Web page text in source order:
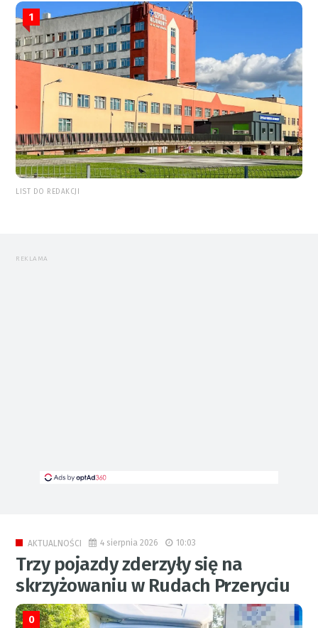
1
LIST DO REDAKCJI
REKLAMA
AKTUALNOŚCI 4 sierpnia 2026 10:03
Trzy pojazdy zderzyły się na
skrzyżowaniu w Rudach Przeryciu
0